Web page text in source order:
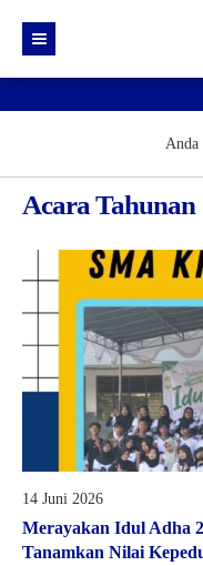
Data Guru
SNBP
Anda
Acara Tahunan
14 Juni 2026
Merayakan Idul Adha
Tanamkan Nilai